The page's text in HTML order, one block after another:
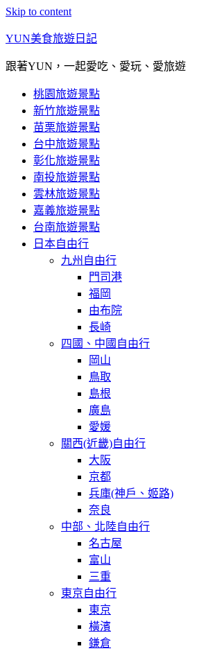
Skip to content
YUN美食旅遊日記
跟著YUN，一起愛吃、愛玩、愛旅遊
桃園旅遊景點
新竹旅遊景點
苗栗旅遊景點
台中旅遊景點
彰化旅遊景點
南投旅遊景點
雲林旅遊景點
嘉義旅遊景點
台南旅遊景點
日本自由行
九州自由行
門司港
福岡
由布院
長崎
四國、中國自由行
岡山
鳥取
島根
廣島
愛媛
關西(近畿)自由行
大阪
京都
兵庫(神戶、姬路)
奈良
中部、北陸自由行
名古屋
富山
三重
東京自由行
東京
橫濱
鎌倉